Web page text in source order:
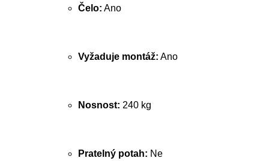
Čelo: Ano
Vyžaduje montáž: Ano
Nosnost: 240 kg
Pratelný potah: Ne